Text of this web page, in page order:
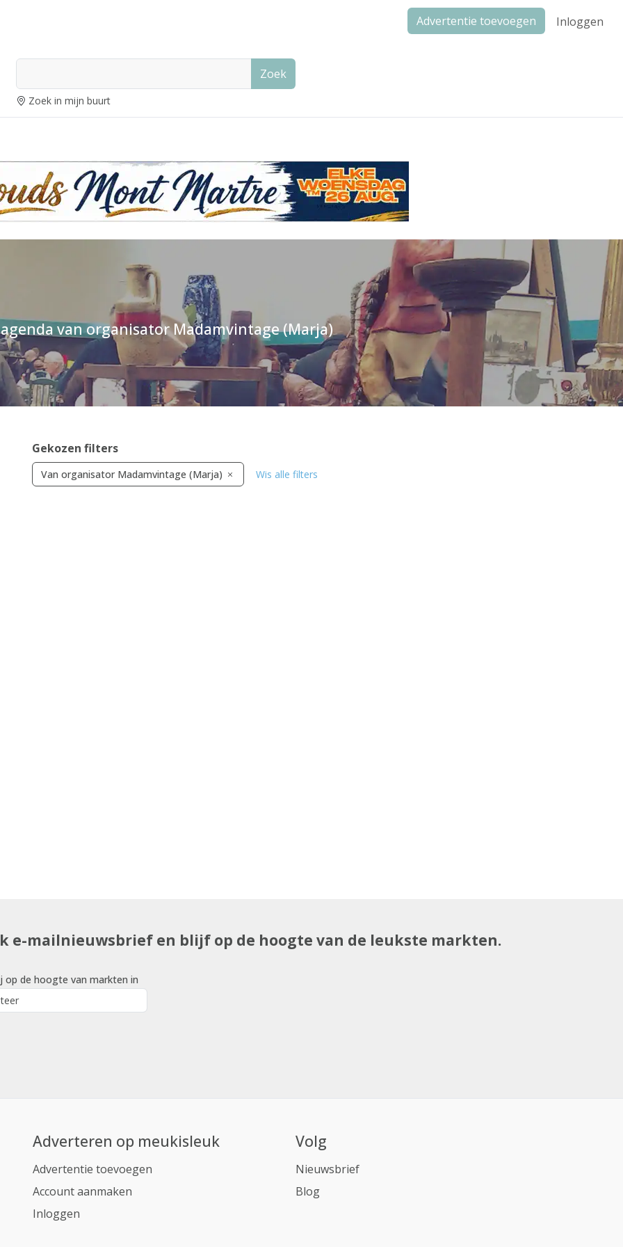
Advertentie toevoegen Inloggen
Zoek
Zoek in mijn buurt
van organisator Madamvintage (Marja)
Gekozen filters
Van organisator Madamvintage (Marja) Wis alle filters
e-mailnieuwsbrief en blijf op de hoogte van de leukste markten.
op de hoogte van markten in
Adverteren op meukisleuk
Advertentie toevoegen
Account aanmaken
Inloggen
Volg
Nieuwsbrief
Blog